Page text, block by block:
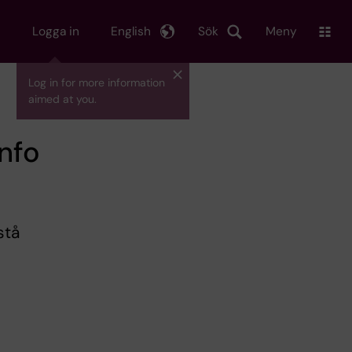
Logga in
Log in for more information
aimed at you.
Sök
English Meny